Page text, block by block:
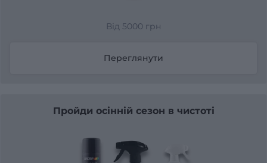
Від 5000 грн
Переглянути
Пройди осінній сезон в чистоті